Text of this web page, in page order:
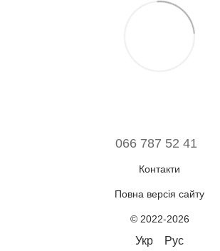
066 787 52 41
Контакти
Повна версія сайту
© 2022-2026
Укр Рус